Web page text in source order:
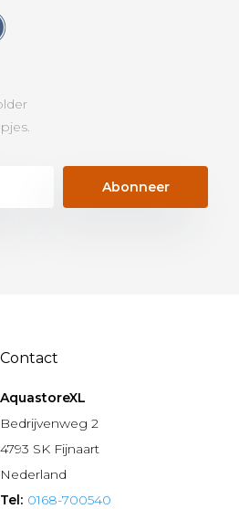
Abonneer
Contact
AquastoreXL
Bedrijvenweg 2
4793 SK Fijnaart
Nederland
Tel: 0168-700540